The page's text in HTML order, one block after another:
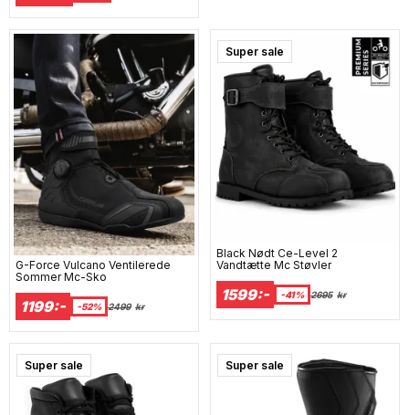
G-Force Vulcano Ventilerede
Sommer Mc-Sko
1199:- -52% 2499 kr
Super sale
Black Nødt Ce-Level 2
Vandtætte Mc Støvler
1599:- -41% 2695 kr
Super sale Super sale